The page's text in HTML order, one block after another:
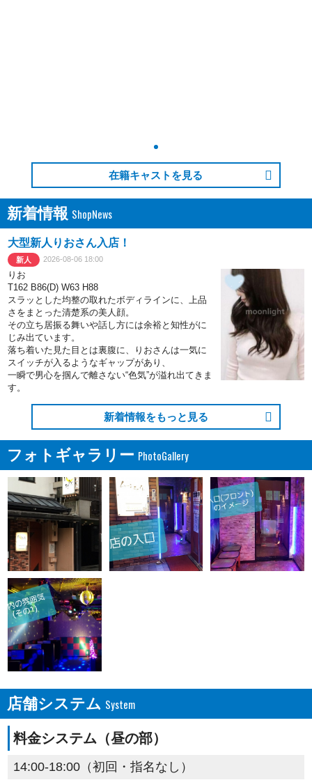
在籍キャストを見る
新着情報
大型新人りおさん入店！
新人 2026-08-06 18:00
りお
T162 B86(D) W63 H88
スラッとした均整の取れたボディラインに、上品
さをまとった清楚系の美人顔。
その立ち居振る舞いや話し方には余裕と知性がに
じみ出ています。
落ち着いた見た目とは裏腹に、りおさんは一気に
スイッチが入るようなギャップがあり、
一瞬で男心を掴んで離さない“色気”が溢れ出てきま
す。
新着情報をもっと見る
フォトギャラリー
店舗システム
料金システム（昼の部）
14:00-18:00（初回・指名なし）